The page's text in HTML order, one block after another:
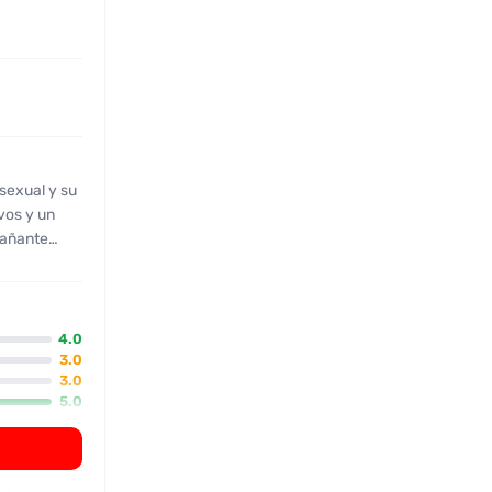
y su
y un
a que el
de la
se
4.0
3.0
3.0
5.0